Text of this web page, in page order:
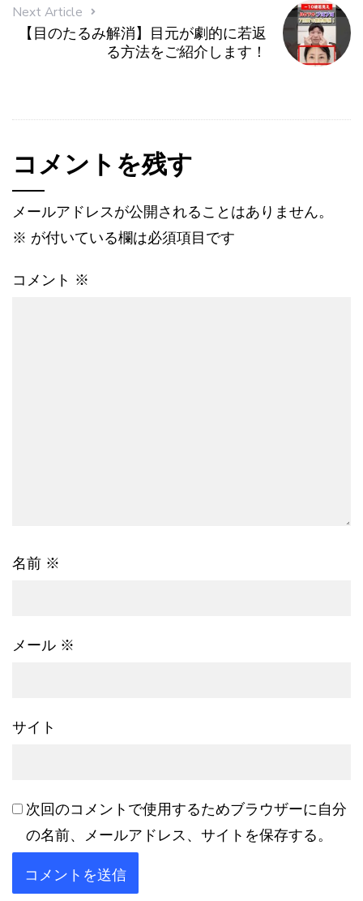
Next Article
【目のたるみ解消】目元が劇的に若返
る方法をご紹介します！
コメントを残す
メールアドレスが公開されることはありません。
※ が付いている欄は必須項目です
コメント ※
名前 ※
メール ※
サイト
次回のコメントで使用するためブラウザーに自分
の名前、メールアドレス、サイトを保存する。